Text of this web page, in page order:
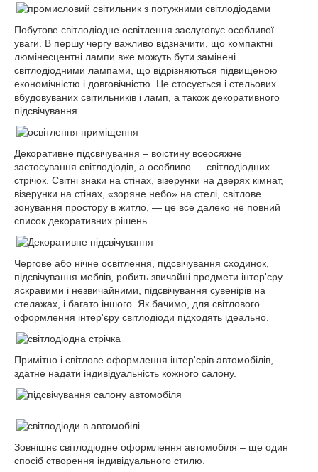
Побутове світлодіодне освітлення заслуговує особливої
уваги. В першу чергу важливо відзначити, що компактні
люмінесцентні лампи вже можуть бути замінені
світлодіодними лампами, що відрізняються підвищеною
економічністю і довговічністю. Це стосується і стельових
вбудовуваних світильників і ламп, а також декоративного
підсвічування.
Декоративне підсвічування – воістину всеосяжне
застосування світлодіодів, а особливо ― світлодіодних
стрічок. Світні знаки на стінах, візерунки на дверях кімнат,
візерунки на стінах, «зоряне небо» на стелі, світлове
зонування простору в житло, ― це все далеко не повний
список декоративних рішень.
Чергове або нічне освітлення, підсвічування сходинок,
підсвічування меблів, робить звичайні предмети інтер'єру
яскравими і незвичайними, підсвічування сувенірів на
стелажах, і багато іншого. Як бачимо, для світлового
оформлення інтер'єру світлодіоди підходять ідеально.
Примітно і світлове оформлення інтер'єрів автомобілів,
здатне надати індивідуальність кожного салону.
Зовнішнє світлодіодне оформлення автомобіля – ще один
спосіб створення індивідуального стилю.